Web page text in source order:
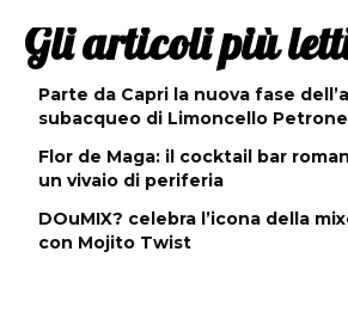
Gli articoli più
Parte da Capri la nuova fase
subacqueo di Limoncello Petrone
Flor de Maga: il cocktail bar
un vivaio di periferia
DOuMIX? celebra l’icona della
con Mojito Twist